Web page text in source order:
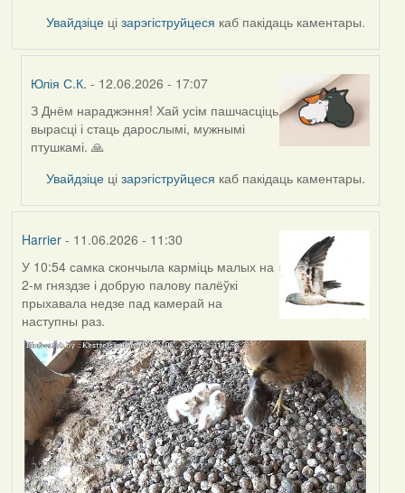
Увайдзіце цізарэгіструйцеся каб пакідаць каментары.
Юлія С.К. - 12.06.2026 - 17:07
In
reply
to
З Днём нараджэння! Хай усім пашчасціць
вырасці і стаць дарослымі, мужнымі
птушкамі. 🙏
Увайдзіце цізарэгіструйцеся каб пакідаць каментары.
Harrier- 11.06.2026 - 11:30
У 10:54 самка скончыла карміць малых на
2-м гняздзе і добрую палову палёўкі
прыхавала недзе пад камерай на
наступны раз.